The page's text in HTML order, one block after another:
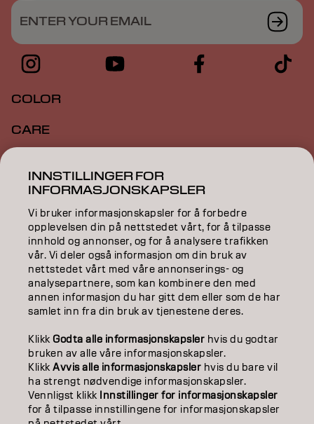
ENTER YOUR EMAIL
COLOR
CARE
STYLING
INSPIRATION
EDUCATION
ABOUT
SALON FINDER
BECOME A PARTNER
CONTACT US
INNSTILLINGER FOR
INFORMASJONSKAPSLER
Vi bruker informasjonskapsler for å forbedre
opplevelsen din på nettstedet vårt, for å tilpasse
innhold og annonser, og for å analysere trafikken
vår. Vi deler også informasjon om din bruk av
nettstedet vårt med våre annonserings- og
analysepartnere, som kan kombinere den med
annen informasjon du har gitt dem eller som de har
samlet inn fra din bruk av tjenestene deres.
KlikkGodta alle informasjonskapsler hvis du godtar
bruken av alle våre informasjonskapsler.
KlikkAvvis alle informasjonskapsler hvis du bare vil
ha strengt nødvendige informasjonskapsler.
Vennligst klikk Innstillinger for informasjonskapsler
for å tilpasse innstillingene for informasjonskapsler